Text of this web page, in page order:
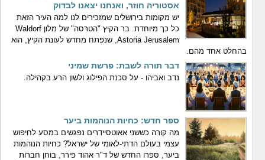
אסטוריה חוזר, ואנחנו יצאנו לבדוק
יש מקומות בירושלים שמזכירים לנו למה העיר הזאת
כל כך מיוחדת. בר הקיץ "הטרסה" של מלון Waldorf
Astoria Jerusalem, שנפתח מחדש לעונת הקיץ, הוא
בהחלט אחד מהם.
דבר תורה לשבת: פרשת שמיני
נדב ואביהו - על סכנת הפילוג ולשון הרע בקהילה.
ספר חדש: כחיות הנוהמות ביער
מה קורה כששני אאוטסיידרים נפגשים במסע לחיפוש
עצמי בעולם הדתי-לאומי של ישראל? כחיות הנוהמות
ביער, ספרו החדש של ד"ר אהוד פירר, בוחן חברות